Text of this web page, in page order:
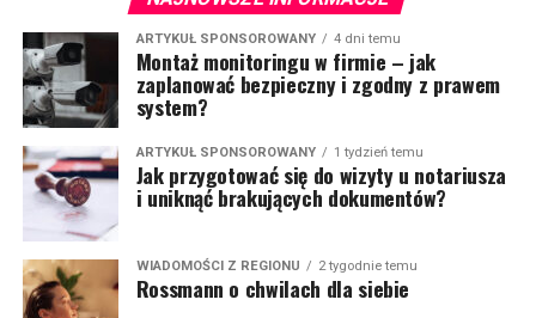
ARTYKUŁ SPONSOROWANY 4 dni temu
Montaż monitoringu w firmie – jak
zaplanować bezpieczny i zgodny z prawem
system?
ARTYKUŁ SPONSOROWANY 1 tydzień temu
Jak przygotować się do wizyty u notariusza
i uniknąć brakujących dokumentów?
WIADOMOŚCI Z REGIONU 2 tygodnie temu
Rossmann o chwilach dla siebie